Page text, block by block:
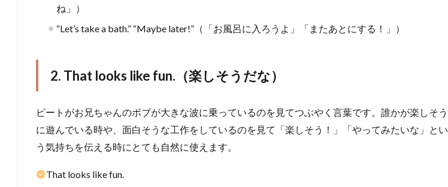
ね」）
“Let’s take a bath.” “Maybe later!”（「お風呂に入ろうよ」「またあとにする！」）
2. That looks like fun.（楽しそうだな）
ピートがお兄ちゃんのボブが大きな波に乗っているのを見てつぶやく言葉です。誰かが楽しそう
に遊んでいる時や、面白そうな工作をしているのを見て「楽しそう！」「やってみたいな」とい
う気持ちを伝える時にとても自然に使えます。
That looks like fun.